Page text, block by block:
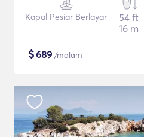
Kapal Pesiar Berlayar
54 ft
16 m
$689 /malam